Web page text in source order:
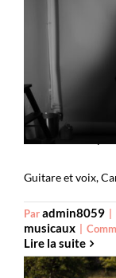
Camille Savary
Guitare et voix,
Paradmin8059
musicaux
Lire la suite